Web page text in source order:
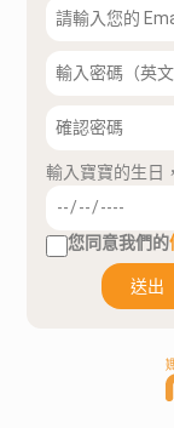
輸入寶寶的生日
您同意我們的
送出